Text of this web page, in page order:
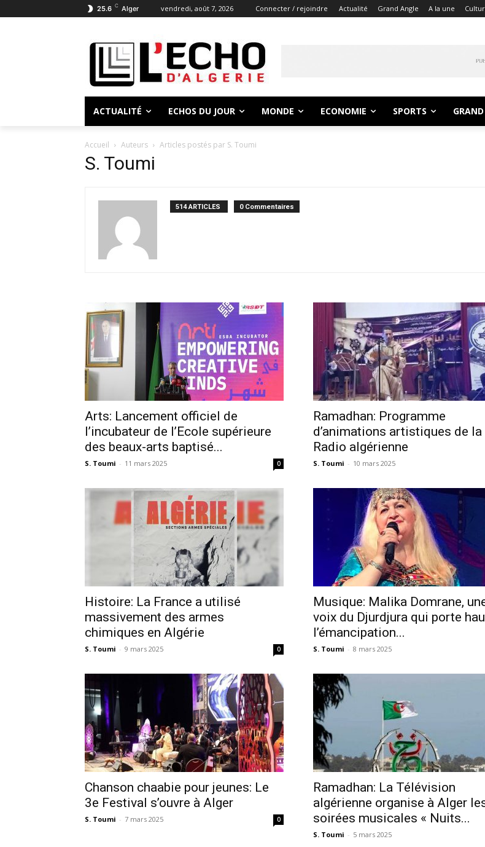
25.6 C Alger vendredi, août 7, 2026 Connecter / rejoindre Actualité Grand Angle A la une
ACTUALITÉ ECHOS DU JOUR MONDE ECONOMIE SPORTS
Accueil Auteurs Articles postés par S. Toumi
S. Toumi
514 ARTICLES 0 Commentaires
Arts: Lancement officiel de
l’incubateur de l’Ecole supérieure
des beaux-arts baptisé...
S. Toumi - 11 mars 2025 0
Ramadhan: Programme
d’animations artistiques de la
Radio algérienne
S. Toumi - 10 mars 2025
Histoire: La France a utilisé
massivement des armes
chimiques en Algérie
S. Toumi - 9 mars 2025 0
Musique: Malika Domrane,
voix du Djurdjura qui porte
l’émancipation...
S. Toumi - 8 mars 2025
Chanson chaabie pour jeunes: Le
3e Festival s’ouvre à Alger
S. Toumi - 7 mars 2025 0
Ramadhan: La Télévision
algérienne organise à Alger
soirées musicales « Nuits...
S. Toumi - 5 mars 2025